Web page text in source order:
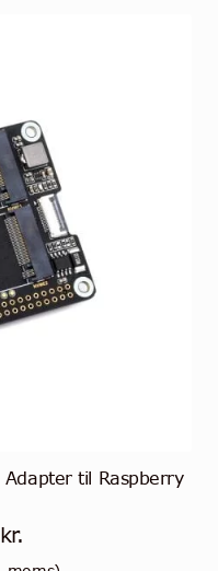
til Raspberry
kr.